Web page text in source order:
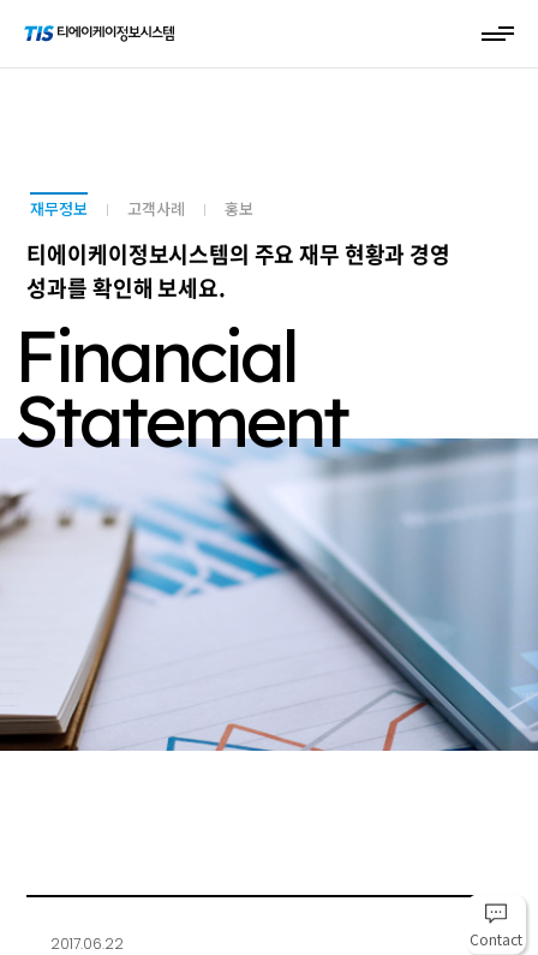
Contact
재무정보 고객사례 홍보
티에이케이정보시스템의 주요 재무 현황과 경영
성과를 확인해 보세요.
Financial
Statement
2017.06.22